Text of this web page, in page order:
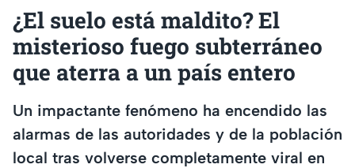
¿El suelo está maldito? El
misterioso fuego subterráneo
que aterra a un país entero
Un impactante fenómeno ha encendido las
alarmas de las autoridades y de la población
local tras volverse completamente viral en